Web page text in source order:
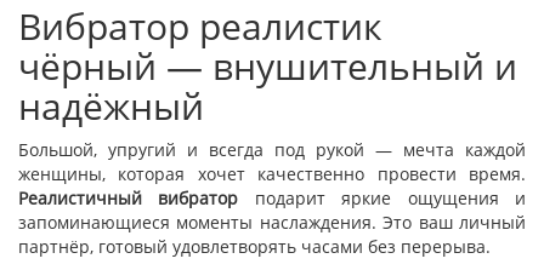
Вибратор реалистик
чёрный — внушительный и
надёжный
Большой, упругий и всегда под рукой — мечта каждой
женщины, которая хочет качественно провести время.
Реалистичный вибратор подарит яркие ощущения и
запоминающиеся моменты наслаждения. Это ваш личный
партнёр, готовый удовлетворять часами без перерыва.